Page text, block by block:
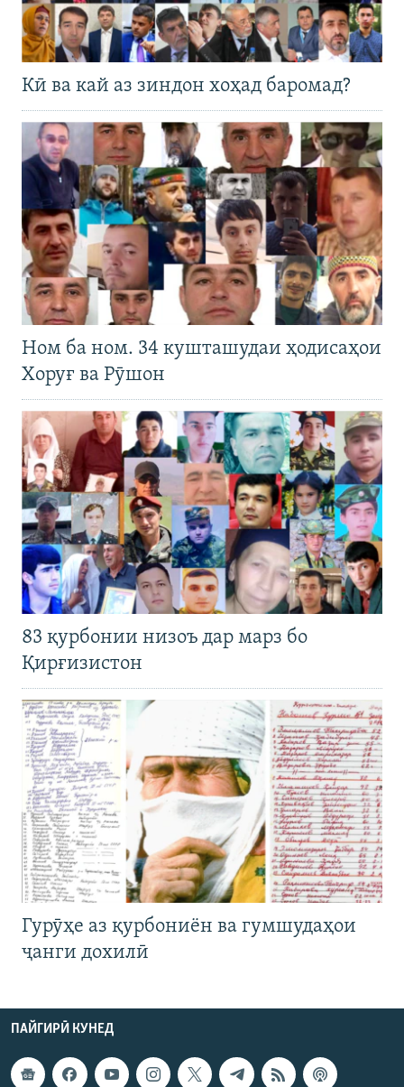
Кӣ ва кай аз зиндон хоҳад баромад?
Ном ба ном. 34 кушташудаи ҳодисаҳои
Хоруғ ва Рӯшон
83 қурбонии низоъ дар марз бо
Қирғизистон
Гурӯҳе аз қурбониён ва гумшудаҳои
ҷанги дохилӣ
ПАЙГИРӢ КУНЕД